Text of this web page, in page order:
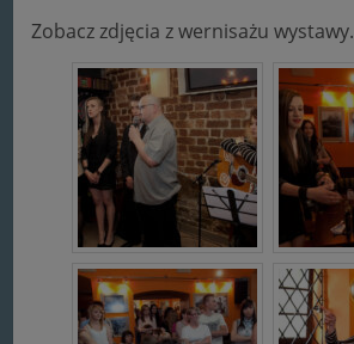
Zobacz zdjęcia z wernisażu wystawy.